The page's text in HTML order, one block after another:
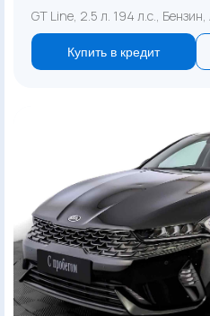
GT Line, 2.5 л. 194 л.с.,
Купить в кредит